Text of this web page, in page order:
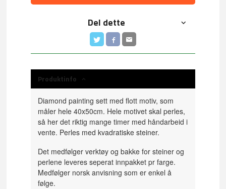
Del dette
Produktinfo
Diamond painting sett med flott motiv, som
måler hele 40x50cm. Hele motivet skal perles,
så her det riktig mange timer med håndarbeid i
vente. Perles med kvadratiske steiner.
Det medfølger verktøy og bakke for steiner og
perlene leveres seperat innpakket pr farge.
Medfølger norsk anvisning som er enkel å
følge.